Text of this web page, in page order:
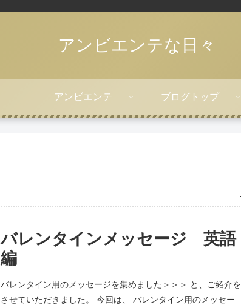
アンビエンテな日々
アンビエンテ ブログトップ
バレンタインメッセージ 英語
編
バレンタイン用のメッセージを集めました＞＞＞ と、ご紹介を
させていただきました。 今回は、 バレンタイン用のメッセー